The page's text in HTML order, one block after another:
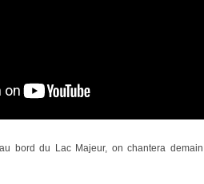
bord du Lac Majeur, on chantera